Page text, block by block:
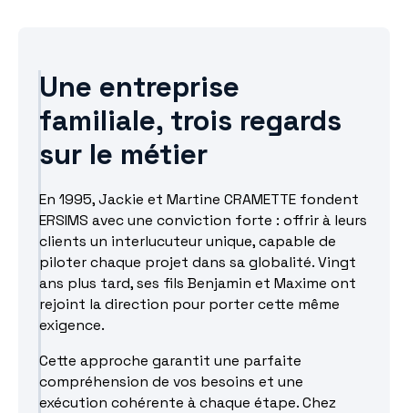
Une entreprise
familiale, trois regards
sur le métier
En 1995, Jackie et Martine CRAMETTE fondent
ERSIMS avec une conviction forte : offrir à leurs
clients un interlucuteur unique, capable de
piloter chaque projet dans sa globalité. Vingt
ans plus tard, ses fils Benjamin et Maxime ont
rejoint la direction pour porter cette même
exigence.
Cette approche garantit une parfaite
compréhension de vos besoins et une
exécution cohérente à chaque étape. Chez